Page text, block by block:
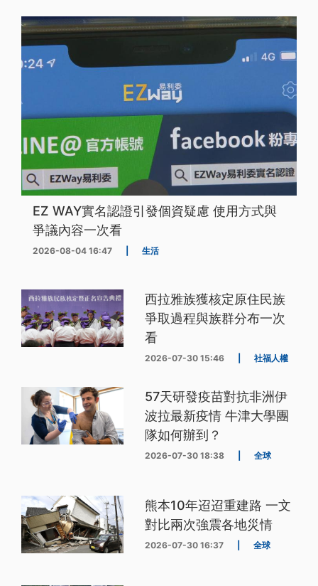
EZ WAY實名認證引發個資疑慮 使用方式與
爭議內容一次看
2026-08-04 16:47 生活
西拉雅族獲核定原住民族
爭取過程與族群分布一次
看
2026-07-30 15:46 社福人權
57天研發疫苗對抗非洲伊
波拉最新疫情 牛津大學團
隊如何辦到？
2026-07-30 18:38 全球
熊本10年迢迢重建路 一文
對比兩次強震各地災情
2026-07-30 16:37 全球